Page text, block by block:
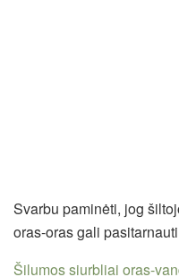
Svarbu paminėti, jog
oras-oras gali
Šilumos siurbliai oras-